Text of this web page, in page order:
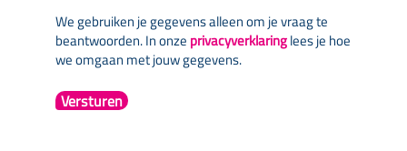
We gebruiken je gegevens alleen om je vraag te
beantwoorden. In onze privacyverklaringlees je hoe
we omgaan met jouw gegevens.
Versturen